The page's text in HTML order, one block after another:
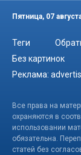
Пятница, 07
Теги
Без картинок
Реклама:
Все права на
охраняются в
использовании
обязательна.
статей без